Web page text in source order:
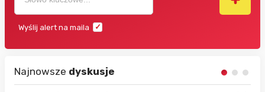
Wyślij alert na maila
Najnowsze dyskusje